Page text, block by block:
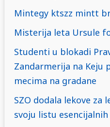
Mintegy ktszz mintt
Misterija leta Ursule
Studenti u blokadi
Zandarmerija na Keju
mecima na gradane
SZO dodala lekove za
svoju listu esencijalnih